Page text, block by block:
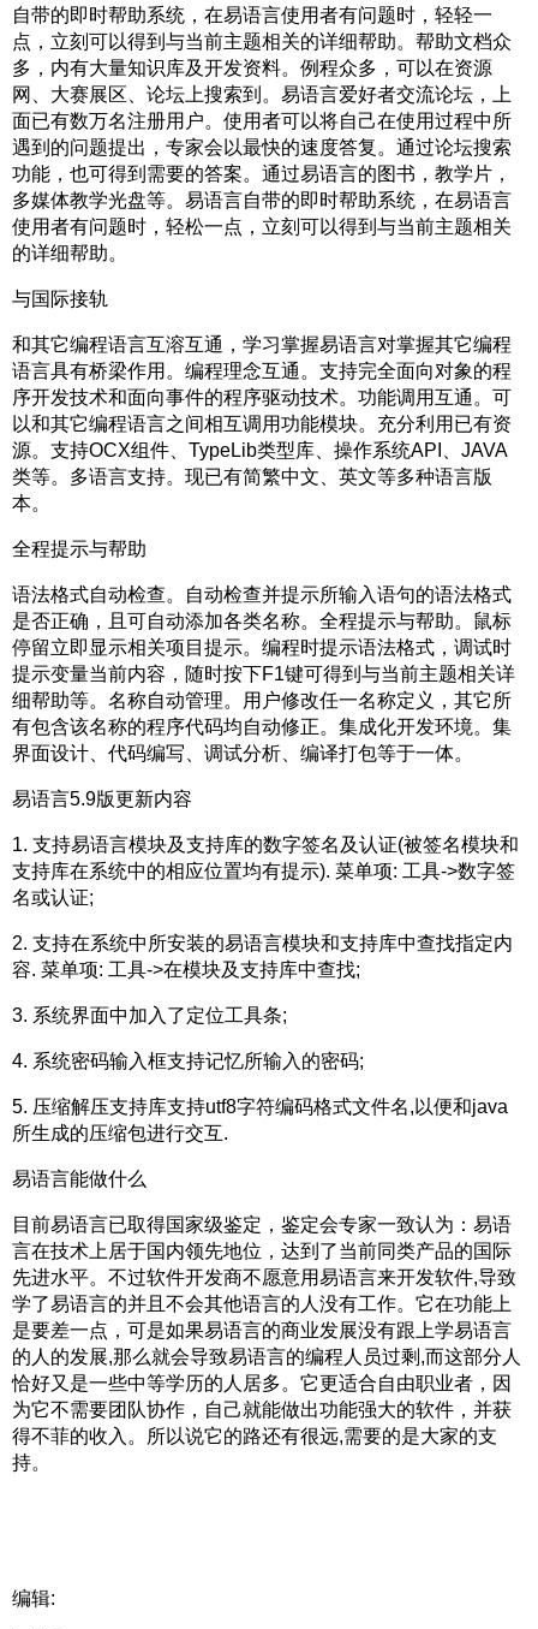
自带的即时帮助系统，在易语言使用者有问题时，轻轻一
点，立刻可以得到与当前主题相关的详细帮助。帮助文档众
多，内有大量知识库及开发资料。例程众多，可以在资源
网、大赛展区、论坛上搜索到。易语言爱好者交流论坛，上
面已有数万名注册用户。使用者可以将自己在使用过程中所
遇到的问题提出，专家会以最快的速度答复。通过论坛搜索
功能，也可得到需要的答案。通过易语言的图书，教学片，
多媒体教学光盘等。易语言自带的即时帮助系统，在易语言
使用者有问题时，轻松一点，立刻可以得到与当前主题相关
的详细帮助。
与国际接轨
和其它编程语言互溶互通，学习掌握易语言对掌握其它编程
语言具有桥梁作用。编程理念互通。支持完全面向对象的程
序开发技术和面向事件的程序驱动技术。功能调用互通。可
以和其它编程语言之间相互调用功能模块。充分利用已有资
源。支持OCX组件、TypeLib类型库、操作系统API、JAVA
类等。多语言支持。现已有简繁中文、英文等多种语言版
本。
全程提示与帮助
语法格式自动检查。自动检查并提示所输入语句的语法格式
是否正确，且可自动添加各类名称。全程提示与帮助。鼠标
停留立即显示相关项目提示。编程时提示语法格式，调试时
提示变量当前内容，随时按下F1键可得到与当前主题相关详
细帮助等。名称自动管理。用户修改任一名称定义，其它所
有包含该名称的程序代码均自动修正。集成化开发环境。集
界面设计、代码编写、调试分析、编译打包等于一体。
易语言5.9版更新内容
1. 支持易语言模块及支持库的数字签名及认证(被签名模块和
支持库在系统中的相应位置均有提示). 菜单项: 工具->数字签
名或认证;
2. 支持在系统中所安装的易语言模块和支持库中查找指定内
容. 菜单项: 工具->在模块及支持库中查找;
3. 系统界面中加入了定位工具条;
4. 系统密码输入框支持记忆所输入的密码;
5. 压缩解压支持库支持utf8字符编码格式文件名,以便和java
所生成的压缩包进行交互.
易语言能做什么
目前易语言已取得国家级鉴定，鉴定会专家一致认为：易语
言在技术上居于国内领先地位，达到了当前同类产品的国际
先进水平。不过软件开发商不愿意用易语言来开发软件,导致
学了易语言的并且不会其他语言的人没有工作。它在功能上
是要差一点，可是如果易语言的商业发展没有跟上学易语言
的人的发展,那么就会导致易语言的编程人员过剩,而这部分人
恰好又是一些中等学历的人居多。它更适合自由职业者，因
为它不需要团队协作，自己就能做出功能强大的软件，并获
得不菲的收入。所以说它的路还有很远,需要的是大家的支
持。
编辑: